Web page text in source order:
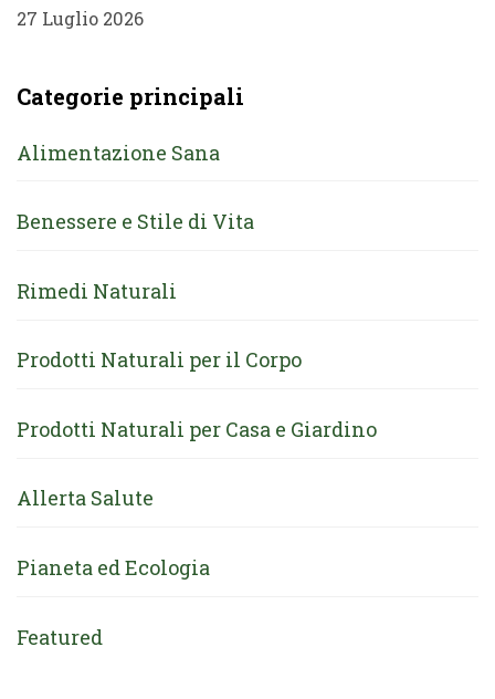
27 Luglio 2026
Categorie principali
Alimentazione Sana
Benessere e Stile di Vita
Rimedi Naturali
Prodotti Naturali per il Corpo
Prodotti Naturali per Casa e Giardino
Allerta Salute
Pianeta ed Ecologia
Featured